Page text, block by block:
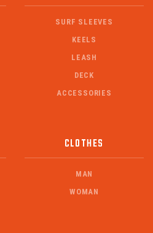
SURF SLEEVES
KEELS
LEASH
DECK
ACCESSORIES
CLOTHES
MAN
WOMAN